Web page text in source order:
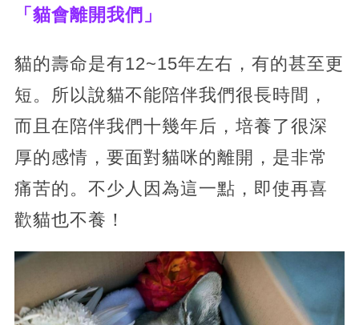
「貓會離開我們」
貓的壽命是有12~15年左右，有的甚至更
短。所以說貓不能陪伴我們很長時間，
而且在陪伴我們十幾年后，培養了很深
厚的感情，要面對貓咪的離開，是非常
痛苦的。不少人因為這一點，即使再喜
歡貓也不養！